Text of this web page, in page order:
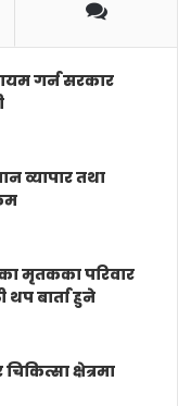
गर्न सरकार
व्यापार तथा
मृतकका परिवार
बार्ता हुने
क्षेत्रमा